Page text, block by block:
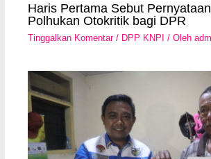
Haris Pertama Sebut
Polhukan Otokritik bagi DPR
Tinggalkan Komentar / DPP KNPI / Oleh